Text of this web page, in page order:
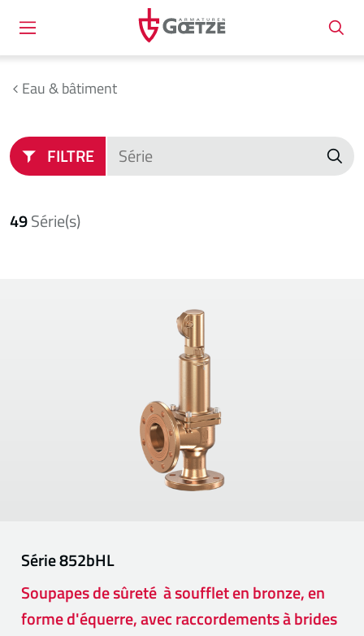
Eau & bâtiment
FILTRE
49Série(s)
Série852bHL
Soupapes de sûreté à soufflet en bronze, en
forme d'équerre, avec ­raccordements à brides